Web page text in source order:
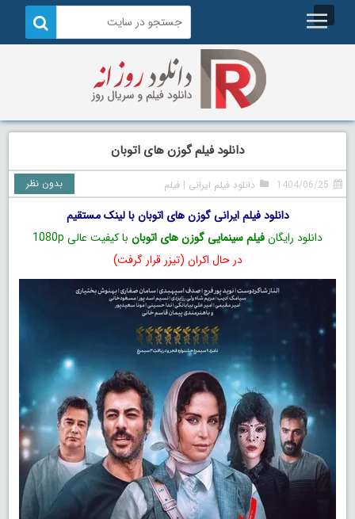
دانلود فیلم گوزن های اتوبان
1404/06/25 دانلود فیلم ایرانی |فیلم بدون نظر
دانلود فیلم ایرانی گوزن های اتوبان با لینک مستقیم
دانلود رایگانفیلم سینمایی گوزن های اتوبان با کیفیت عالی 1080p
در حال اکران (تیزر قرار گرفت)